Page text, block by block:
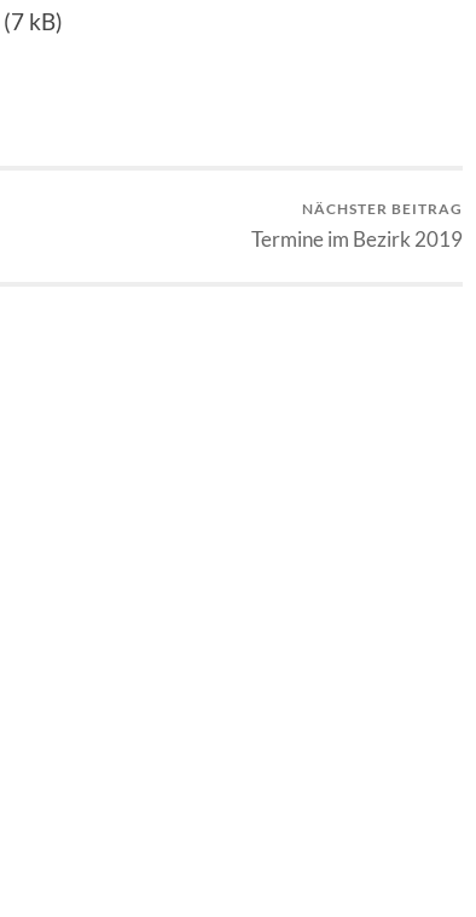
(7 kB)
NÄCHSTER BEITRAG
Termine im Bezirk 2019